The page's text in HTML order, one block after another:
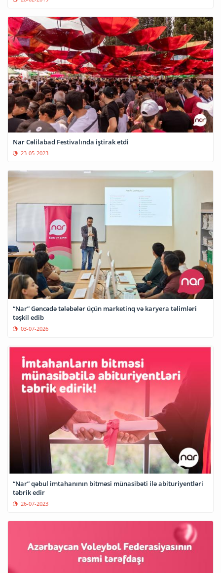
Nar Cəlilabad Festivalında iştirak etdi
23-05-2023
“Nar” Gəncədə tələbələr üçün marketinq və karyera təlimləri
təşkil edib
03-07-2026
“Nar” qəbul imtahanının bitməsi münasibəti ilə abituriyentləri
təbrik edir
26-07-2023